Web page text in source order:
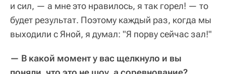
и сил, — а мне это нравилось, я так горел! — то
будет результат. Поэтому каждый раз, когда мы
выходили с Яной, я думал: "Я порву сейчас зал!"
— В какой момент у вас щелкнуло и вы